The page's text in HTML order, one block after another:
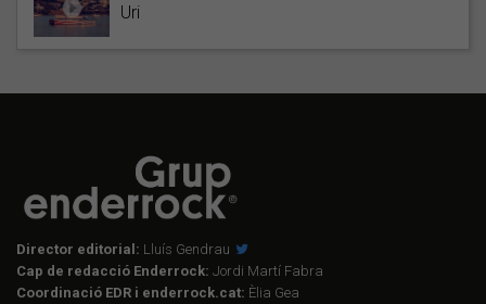
Uri
Director editorial: Lluís Gendrau
Cap de redacció Enderrock: Jordi Martí Fabra
Coordinació EDR i enderrock.cat: Èlia Gea